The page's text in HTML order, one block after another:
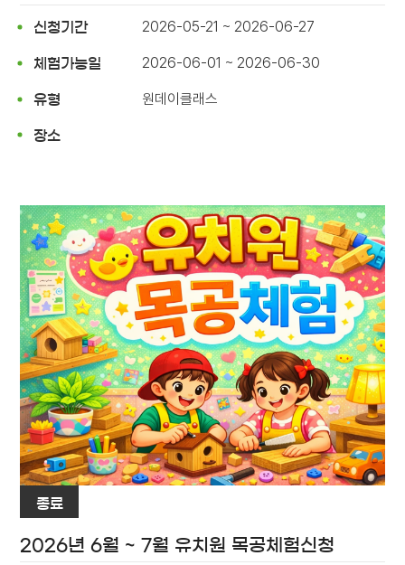
신청기간 2026-05-21 ~ 2026-06-27
체험가능일 2026-06-01 ~ 2026-06-30
유형 원데이클래스
장소
종료
2026년 6월 ~ 7월 유치원 목공체험신청